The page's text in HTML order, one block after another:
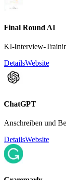
Final Round AI
KI-Interview-
DetailsWebsite
ChatGPT
Anschreiben und
DetailsWebsite